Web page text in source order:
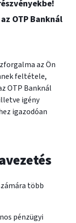
OTP Banknál
az Ön
feltétele,
OTP Banknál
igény
igazodóan
több
pénzügyi